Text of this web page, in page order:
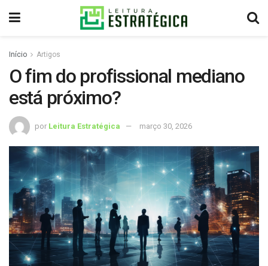
Início Artigos
O fim do profissional mediano
está próximo?
por Leitura Estratégica março 30, 2026